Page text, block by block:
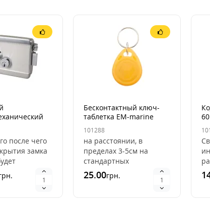
SS
после чего
замка
ATIS замок
серии
Бесконтактный ключ-
таблетка EM-marine
101288
на расстоянии, в
пределах 3-5см на
стандартных
считывателях. Данный
вид ключей называется
25.00грн.